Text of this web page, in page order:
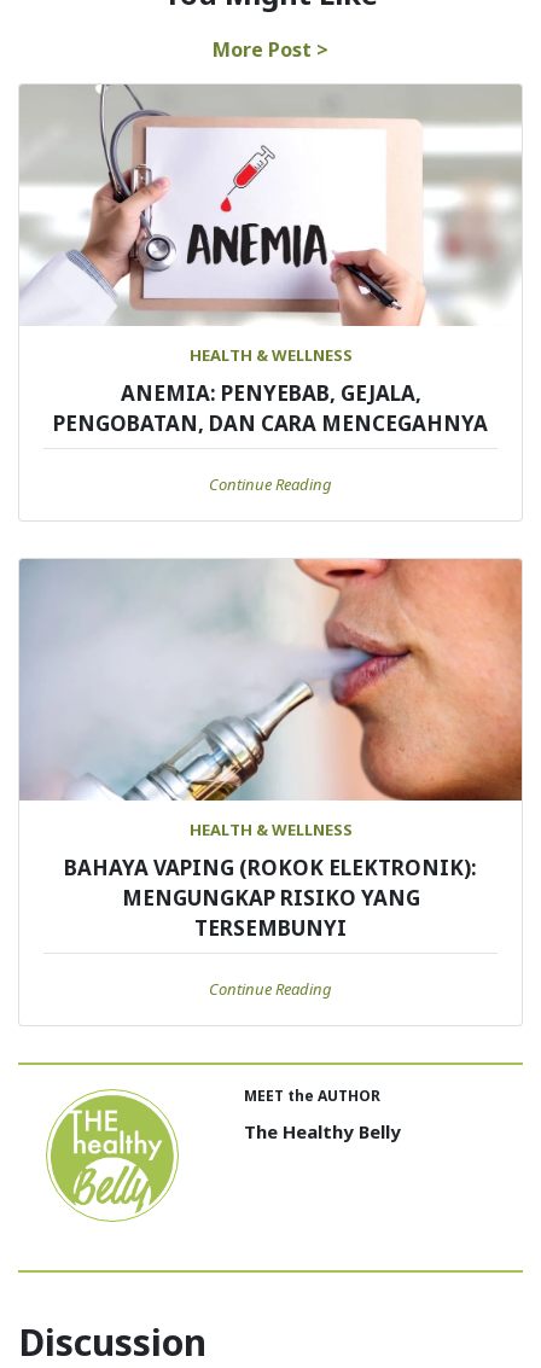
More Post >
HEALTH & WELLNESS
ANEMIA: PENYEBAB, GEJALA,
PENGOBATAN, DAN CARA MENCEGAHNYA
Continue Reading
HEALTH & WELLNESS
BAHAYA VAPING (ROKOK ELEKTRONIK):
MENGUNGKAP RISIKO YANG
TERSEMBUNYI
Continue Reading
MEET the AUTHOR
The Healthy Belly
Discussion